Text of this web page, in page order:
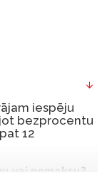
iespēju
bezprocentu
12
vai nomaksu?